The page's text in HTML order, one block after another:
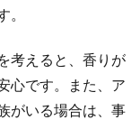
。
考えると、香りが
心です。また、ア
がいる場合は、事